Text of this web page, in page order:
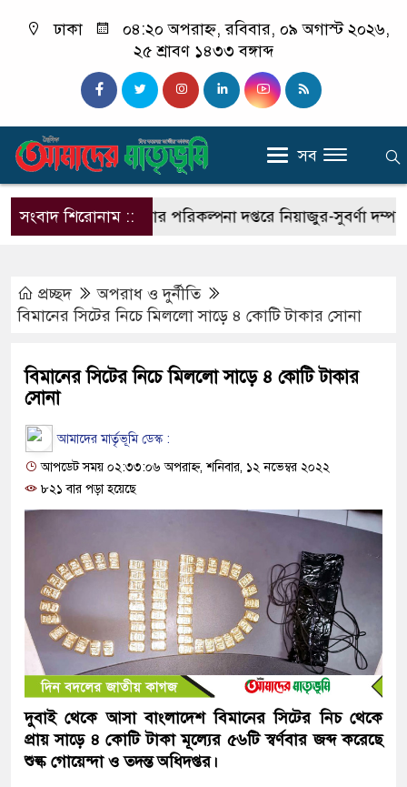
ঢাকা
০৪:২০ অপরাহ্ন, রবিবার, ০৯ অগাস্ট ২০২৬,
২৫ শ্রাবণ ১৪৩৩ বঙ্গাব্দ
সব
সংবাদ শিরোনাম ::
সিলেট পরিবার পরিকল্পনা দপ্তরে নিয়াজুর-সুবর্ণা দম্পতিকে
প্রচ্ছদ
অপরাধ ‍ও দুর্নীতি
বিমানের সিটের নিচে মিললো সাড়ে ৪ কোটি টাকার সোনা
বিমানের সিটের নিচে মিললো সাড়ে ৪ কোটি টাকার
সোনা
আমাদের মার্তৃভূমি ডেস্ক :
আপডেট সময় ০২:৩৩:০৬ অপরাহ্ন, শনিবার, ১২ নভেম্বর ২০২২
৮২১ বার পড়া হয়েছে
দুবাই থেকে আসা বাংলাদেশ বিমানের সিটের নিচ থেকে
প্রায় সাড়ে ৪ কোটি টাকা মূল্যের ৫৬টি স্বর্ণবার জব্দ করেছে
শুল্ক গোয়েন্দা ও তদন্ত অধিদপ্তর।